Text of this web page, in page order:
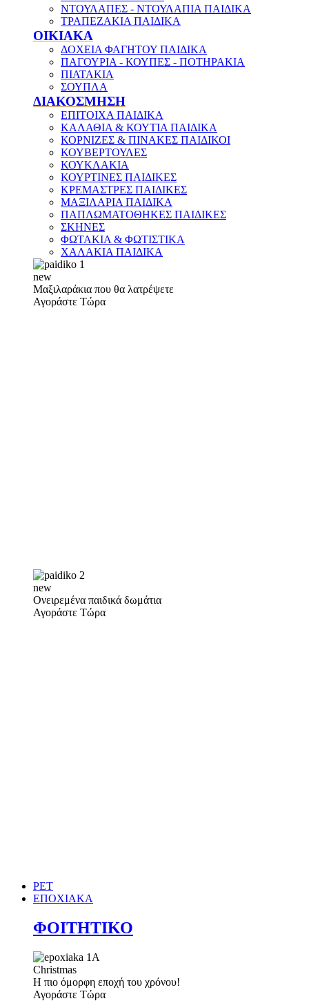
ΝΤΟΥΛΑΠΕΣ - ΝΤΟΥΛΑΠΙΑ ΠΑΙΔΙΚΑ
ΤΡΑΠΕΖΑΚΙΑ ΠΑΙΔΙΚΑ
ΟΙΚΙΑΚΑ
ΔΟΧΕΙΑ ΦΑΓΗΤΟΥ ΠΑΙΔΙΚΑ
ΠΑΓΟΥΡΙΑ - ΚΟΥΠΕΣ - ΠΟΤΗΡΑΚΙΑ
ΠΙΑΤΑΚΙΑ
ΣΟΥΠΛΑ
ΔΙΑΚΟΣΜΗΣΗ
ΕΠΙΤΟΙΧΑ ΠΑΙΔΙΚΑ
ΚΑΛΑΘΙΑ & ΚΟΥΤΙΑ ΠΑΙΔΙΚΑ
ΚΟΡΝΙΖΕΣ & ΠΙΝΑΚΕΣ ΠΑΙΔΙΚΟΙ
ΚΟΥΒΕΡΤΟΥΛΕΣ
ΚΟΥΚΛΑΚΙΑ
ΚΟΥΡΤΙΝΕΣ ΠΑΙΔΙΚΕΣ
ΚΡΕΜΑΣΤΡΕΣ ΠΑΙΔΙΚΕΣ
ΜΑΞΙΛΑΡΙΑ ΠΑΙΔΙΚΑ
ΠΑΠΛΩΜΑΤΟΘΗΚΕΣ ΠΑΙΔΙΚΕΣ
ΣΚΗΝΕΣ
ΦΩΤΑΚΙΑ & ΦΩΤΙΣΤΙΚΑ
ΧΑΛΑΚΙΑ ΠΑΙΔΙΚΑ
new
Μαξιλαράκια που θα λατρέψετε
Αγοράστε Τώρα
new
Ονειρεμένα παιδικά δωμάτια
Αγοράστε Τώρα
PET
ΕΠΟΧΙΑΚΑ
ΦΟΙΤΗΤΙΚΟ
Christmas
Η πιο όμορφη εποχή του χρόνου!
Αγοράστε Τώρα